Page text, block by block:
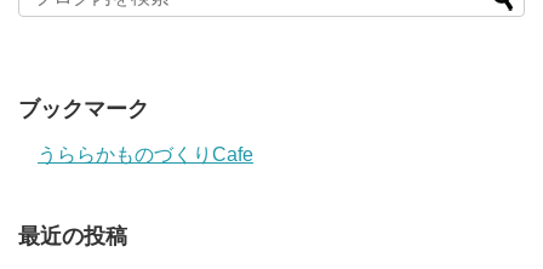
ブックマーク
うららかものづくりCafe
最近の投稿